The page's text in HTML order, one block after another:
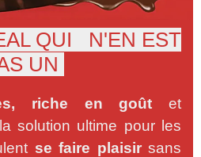
QUI N'EN EST
UN
riche en goût et
solution ultime pour les
se faire plaisir sans